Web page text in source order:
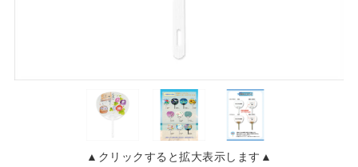
▲クリックすると拡大表示します▲